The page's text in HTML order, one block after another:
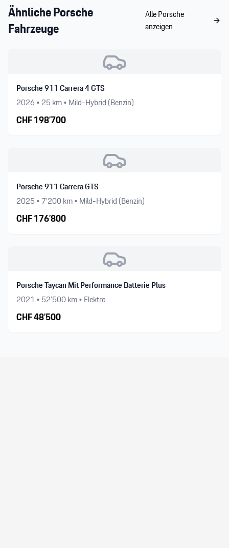
ÄhnlichePorsche
Fahrzeuge
AllePorsche
anzeigen
Porsche 911 Carrera 4 GTS
2026• 25km • Mild-Hybrid (Benzin)
CHF198’700
Porsche 911 Carrera GTS
2025• 7’200km • Mild-Hybrid (Benzin)
CHF176’800
Porsche Taycan Mit Performance Batterie Plus
2021 • 52’500km • Elektro
CHF48’500